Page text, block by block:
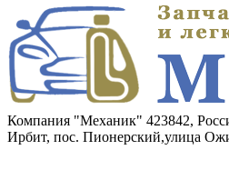
Компания "Механик" 423842,
Ирбит, пос. Пионерский,улица